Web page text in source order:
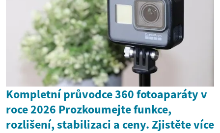
Kompletní průvodce 360 fotoaparáty v
roce 2026 Prozkoumejte funkce,
rozlišení, stabilizaci a ceny. Zjistěte více